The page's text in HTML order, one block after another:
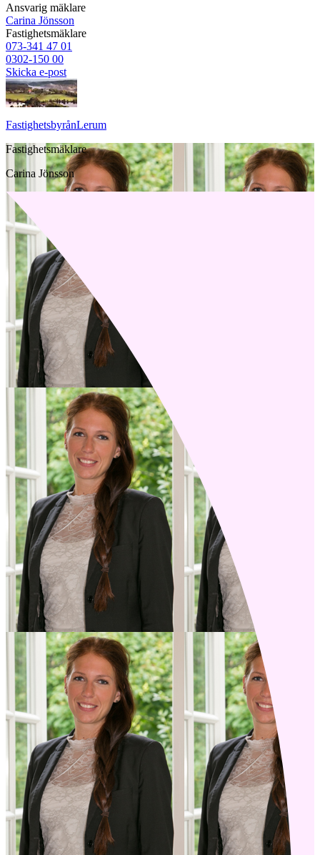
Ansvarig mäklare
Carina Jönsson
Fastighetsmäklare
073-341 47 01
0302-150 00
Skicka e-post
FastighetsbyrånLerum
Fastighetsmäklare
Carina Jönsson